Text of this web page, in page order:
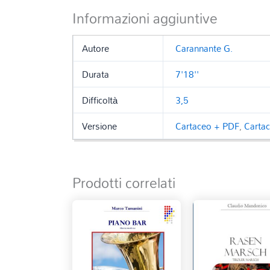
Informazioni aggiuntive
Autore
Carannante G.
Durata
7'18''
Difficoltà
3,5
Versione
Cartaceo + PDF,
Prodotti correlati